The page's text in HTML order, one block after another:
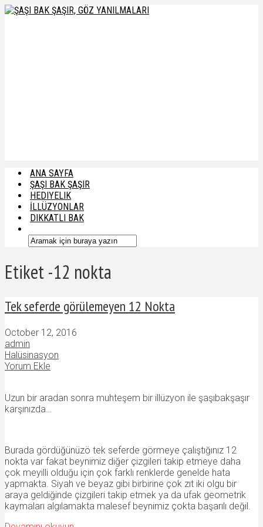
ANA SAYFA
ŞAŞI BAK ŞAŞIR
HEDIYELIK
İLLÜZYONLAR
DIKKATLI BAK
Etiket -12 nokta
Tek seferde görülemeyen 12 Nokta
October 12, 2016
admin
Halüsinasyon
Yorum Ekle
Uzun bir aradan sonra muhteşem bir illüzyon ile şaşıbakşaşır
karşınızda…
Burada gördüğünüzö tek seferde görmeye çalıştığınız 12
nokta var fakat beynimiz diğer çizgileri takip etmeye daha
çok meyilli olduğu için çok farklı renklerde genelde hata
yapmakta. Siyah ve beyaz gibi birbirine çok zıt iki olgu bir
araya geldiğinde çizgileri takip etmek ya da ufak geometrik
kaymaları algılamakta malesef beynimiz çokta başarılı değil.